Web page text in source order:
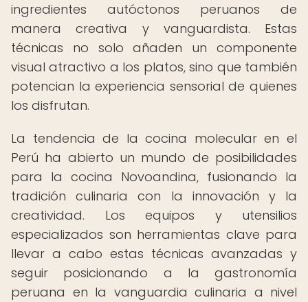
ingredientes autóctonos peruanos de
manera creativa y vanguardista. Estas
técnicas no solo añaden un componente
visual atractivo a los platos, sino que también
potencian la experiencia sensorial de quienes
los disfrutan.
La tendencia de la cocina molecular en el
Perú ha abierto un mundo de posibilidades
para la cocina Novoandina, fusionando la
tradición culinaria con la innovación y la
creatividad. Los equipos y utensilios
especializados son herramientas clave para
llevar a cabo estas técnicas avanzadas y
seguir posicionando a la gastronomía
peruana en la vanguardia culinaria a nivel